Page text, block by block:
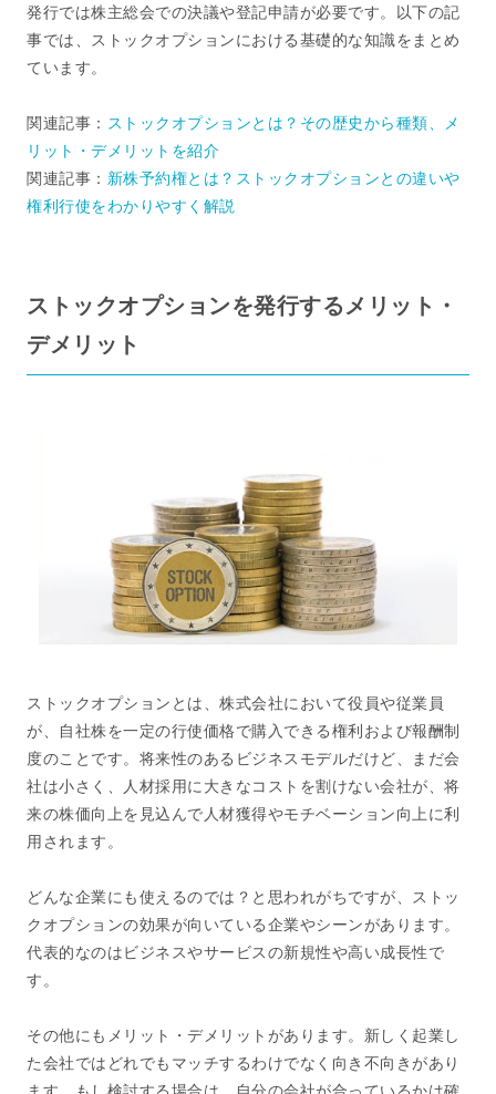
発行では株主総会での決議や登記申請が必要です。以下の記
事では、ストックオプションにおける基礎的な知識をまとめ
ています。
関連記事： ストックオプションとは？その歴史から種類、メ
リット・デメリットを紹介
関連記事： 新株予約権とは？ストックオプションとの違いや
権利行使をわかりやすく解説
ストックオプションを発行するメリット・
デメリット
ストックオプションとは、株式会社において役員や従業員
が、自社株を一定の行使価格で購入できる権利および報酬制
度のことです。将来性のあるビジネスモデルだけど、まだ会
社は小さく、人材採用に大きなコストを割けない会社が、将
来の株価向上を見込んで人材獲得やモチベーション向上に利
用されます。
どんな企業にも使えるのでは？と思われがちですが、ストッ
クオプションの効果が向いている企業やシーンがあります。
代表的なのはビジネスやサービスの新規性や高い成長性で
す。
その他にもメリット・デメリットがあります。新しく起業し
た会社ではどれでもマッチするわけでなく向き不向きがあり